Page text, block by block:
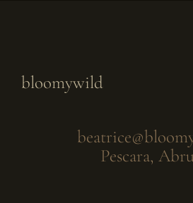
bloomywild
Pescara,